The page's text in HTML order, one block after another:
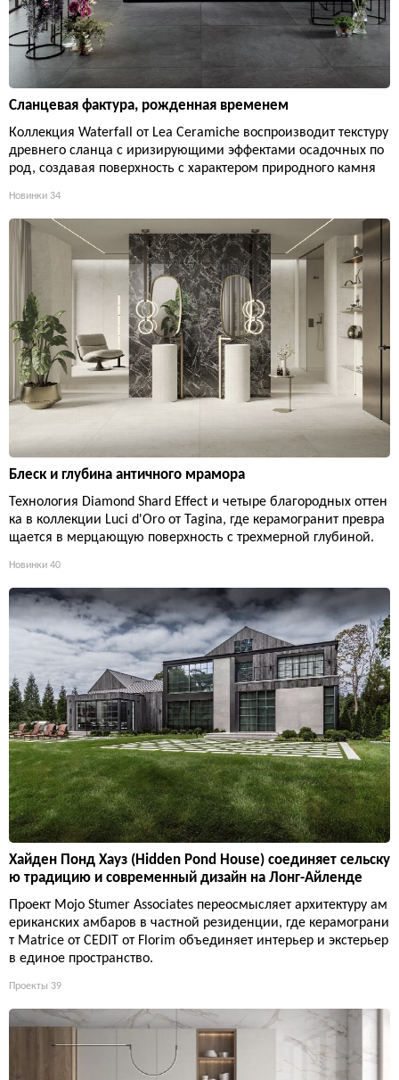
Сланцевая фактура, рожденная временем
Коллекция Waterfall от Lea Ceramiche воспроизводит текстуру
древнего сланца с иризирующими эффектами осадочных по
род, создавая поверхность с характером природного камня
Новинки 34
Блеск и глубина античного мрамора
Технология Diamond Shard Effect и четыре благородных оттен
ка в коллекции Luci d'Oro от Tagina, где керамогранит превра
щается в мерцающую поверхность с трехмерной глубиной.
Новинки 40
Хайден Понд Хауз (Hidden Pond House) соединяет сельску
ю традицию и современный дизайн на Лонг-Айленде
Проект Mojo Stumer Associates переосмысляет архитектуру ам
ериканских амбаров в частной резиденции, где керамограни
т Matrice от CEDIT от Florim объединяет интерьер и экстерьер
в единое пространство.
Проекты 39